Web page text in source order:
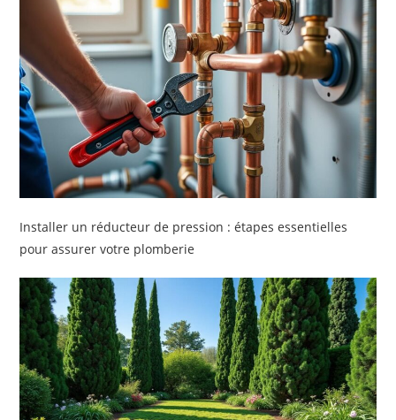
Installer un réducteur de pression : étapes essentielles
pour assurer votre plomberie